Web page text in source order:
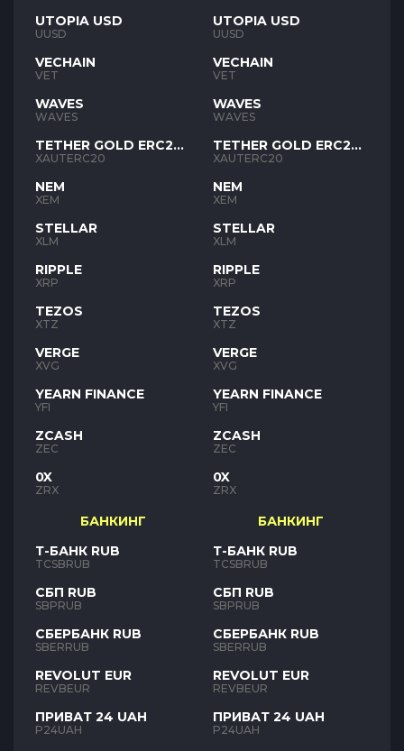
UTOPIA USD
UUSD
VECHAIN
VET
WAVES
WAVES
TETHER GOLD ERC20
XAUT
XAUTERC20
NEM
XEM
STELLAR
XLM
RIPPLE
XRP
TEZOS
XTZ
VERGE
XVG
YEARN FINANCE
YFI
ZCASH
ZEC
0X
ZRX
БАНКИНГ
Т-БАНК RUB
TCSBRUB
СБП RUB
SBPRUB
СБЕРБАНК RUB
SBERRUB
REVOLUT EUR
REVBEUR
ПРИВАТ 24 UAH
P24UAH
UTOPIA USD
UUSD
VECHAIN
VET
WAVES
WAVES
TETHER GOLD ERC20
XAUT
XAUTERC20
NEM
XEM
STELLAR
XLM
RIPPLE
XRP
TEZOS
XTZ
VERGE
XVG
YEARN FINANCE
YFI
ZCASH
ZEC
0X
ZRX
БАНКИНГ
Т-БАНК RUB
TCSBRUB
СБП RUB
SBPRUB
СБЕРБАНК RUB
SBERRUB
REVOLUT EUR
REVBEUR
ПРИВАТ 24 UAH
P24UAH